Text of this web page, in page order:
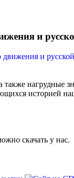
и
нагрудные
историей
скачать у нас.